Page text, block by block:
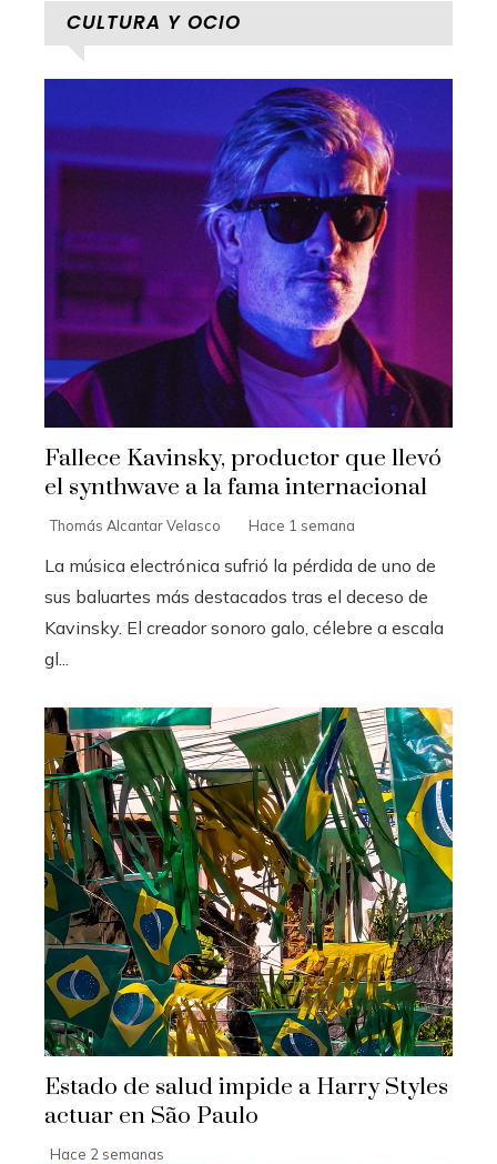
CULTURA Y OCIO
Fallece Kavinsky, productor que llevó
el synthwave a la fama internacional
Thomás Alcantar Velasco Hace 1 semana
La música electrónica sufrió la pérdida de uno de
sus baluartes más destacados tras el deceso de
Kavinsky. El creador sonoro galo, célebre a escala
gl...
Estado de salud impide a Harry Styles
actuar en São Paulo
Hace 2 semanas